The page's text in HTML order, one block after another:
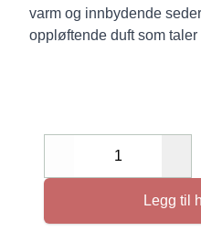
varm og innbydende
oppløftende duft som
Decrease
Legg til